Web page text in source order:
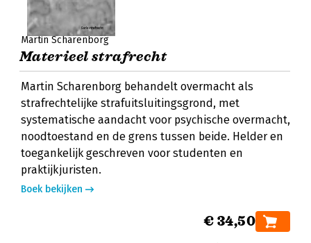
Martin Scharenborg
Materieel strafrecht
Martin Scharenborg behandelt overmacht als
strafrechtelijke strafuitsluitingsgrond, met
systematische aandacht voor psychische overmacht,
noodtoestand en de grens tussen beide. Helder en
toegankelijk geschreven voor studenten en
praktijkjuristen.
Boek bekijken
€ 34,50